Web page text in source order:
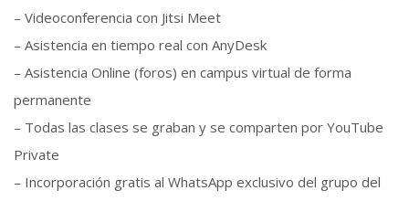
– Videoconferencia con Jitsi Meet
– Asistencia en tiempo real con AnyDesk
– Asistencia Online (foros) en campus virtual de forma
permanente
– Todas las clases se graban y se comparten por YouTube
Private
– Incorporación gratis al WhatsApp exclusivo del grupo del